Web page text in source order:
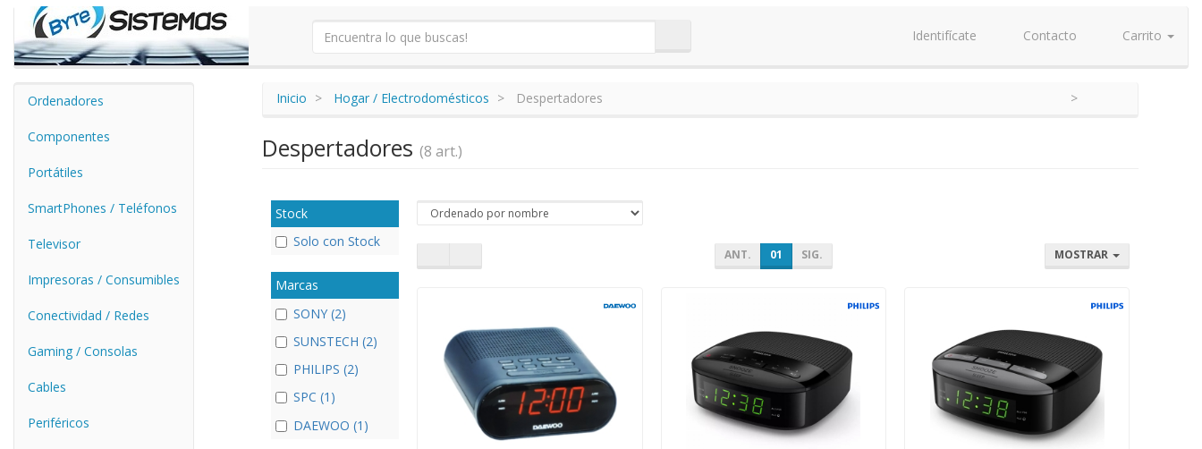
Identifícate Contacto Carrito
Ordenadores
Componentes
Portátiles
SmartPhones / Teléfonos
Televisor
Impresoras / Consumibles
Conectividad / Redes
Gaming / Consolas
Cables
Periféricos
Inicio Hogar / Electrodomésticos Despertadores
Despertadores (8 art.)
Stock
Solo con Stock
Marcas
SONY (2)
SUNSTECH (2)
PHILIPS (2)
SPC (1)
DAEWOO (1)
ANT. 01 SIG. MOSTRAR